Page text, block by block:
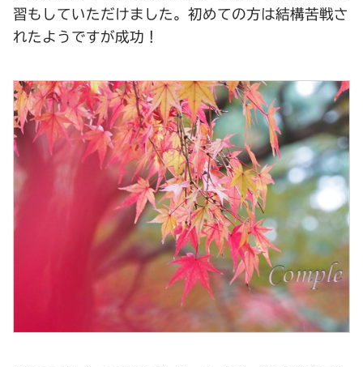
習もしていただけました。初めての方は結構苦戦さ
れたようですが成功！